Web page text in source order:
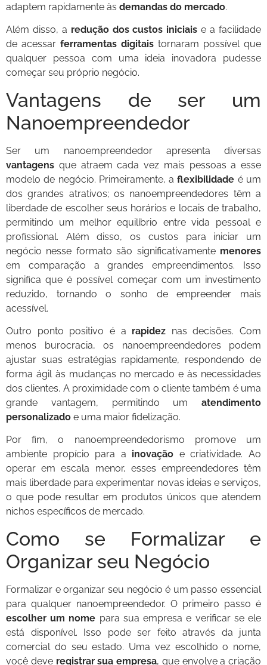
adaptem rapidamente às demandas do mercado.
Além disso, a redução dos custos iniciais e a facilidade
de acessar ferramentas digitais tornaram possível que
qualquer pessoa com uma ideia inovadora pudesse
começar seu próprio negócio.
Vantagens de ser um
Nanoempreendedor
Ser um nanoempreendedor apresenta diversas
vantagens que atraem cada vez mais pessoas a esse
modelo de negócio. Primeiramente, aflexibilidade é um
dos grandes atrativos; os nanoempreendedores têm a
liberdade de escolher seus horários e locais de trabalho,
permitindo um melhor equilíbrio entre vida pessoal e
profissional. Além disso, os custos para iniciar um
negócio nesse formato são significativamente menores
em comparação a grandes empreendimentos. Isso
significa que é possível começar com um investimento
reduzido, tornando o sonho de empreender mais
acessível.
Outro ponto positivo é a rapidez nas decisões. Com
menos burocracia, os nanoempreendedores podem
ajustar suas estratégias rapidamente, respondendo de
forma ágil às mudanças no mercado e às necessidades
dos clientes. A proximidade com o cliente também é uma
grande vantagem, permitindo um atendimento
personalizado e uma maior fidelização.
Por fim, o nanoempreendedorismo promove um
ambiente propício para a inovação e criatividade. Ao
operar em escala menor, esses empreendedores têm
mais liberdade para experimentar novas ideias e serviços,
o que pode resultar em produtos únicos que atendem
nichos específicos de mercado.
Como se Formalizar e
Organizar seu Negócio
Formalizar e organizar seu negócio é um passo essencial
para qualquer nanoempreendedor. O primeiro passo é
escolher um nome para sua empresa e verificar se ele
está disponível. Isso pode ser feito através da junta
comercial do seu estado. Uma vez escolhido o nome,
você deve registrar sua empresa, que envolve a criação